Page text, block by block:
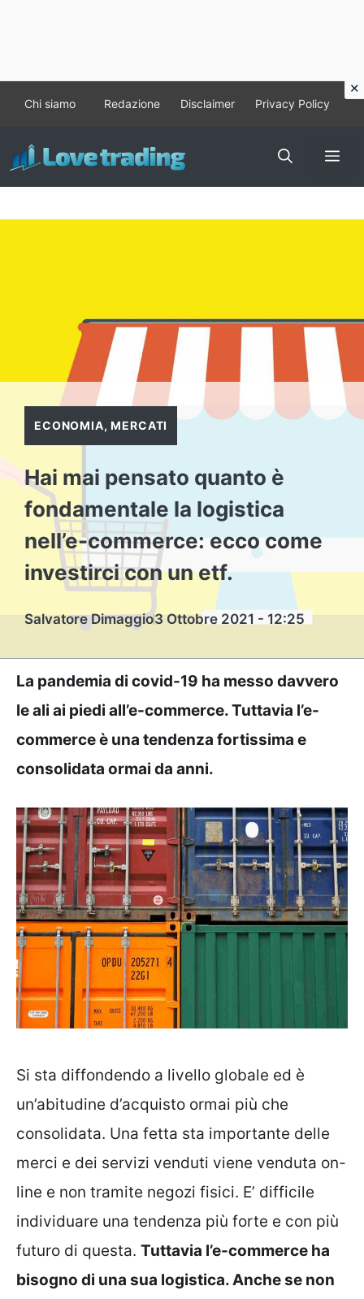
contenuto
Chi siamo Redazione Disclaimer Privacy Policy
ECONOMIA,MERCATI
Hai mai pensato quanto è
fondamentale la logistica
nell’e-commerce: ecco come
investirci con un etf.
Salvatore Dimaggio3 Ottobre 2021 - 12:25
La pandemia di covid-19 ha messo davvero
le ali ai piedi all’e-commerce. Tuttavia l’e-
commerce è una tendenza fortissima e
consolidata ormai da anni.
Si sta diffondendo a livello globale ed è
un’abitudine d’acquisto ormai più che
consolidata. Una fetta sta importante delle
merci e dei servizi venduti viene venduta on-
line e non tramite negozi fisici. E’ difficile
individuare una tendenza più forte e con più
futuro di questa. Tuttavia l’e-commerce ha
bisogno di una sua logistica. Anche se non